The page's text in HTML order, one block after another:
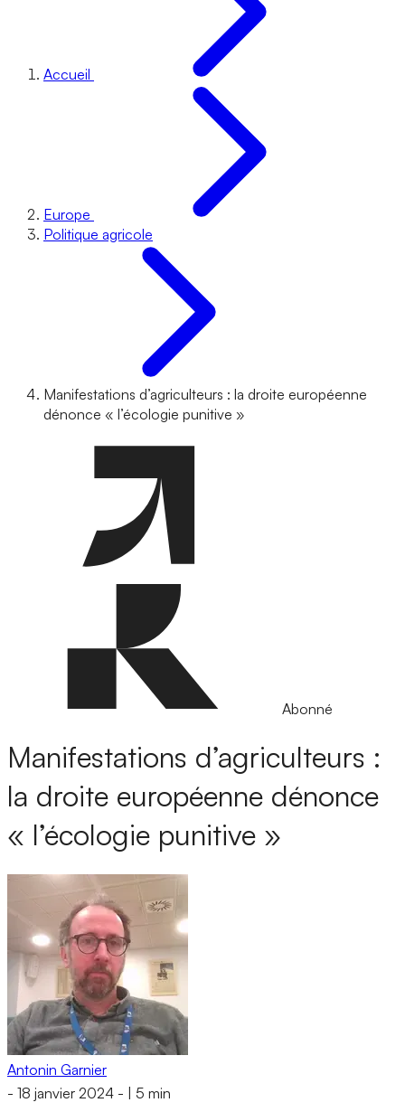
Accueil
Europe
Politique agricole
Manifestations d’agriculteurs : la droite européenne
dénonce « l’écologie punitive »
Abonné
Manifestations d’agriculteurs :
la droite européenne dénonce
« l’écologie punitive »
Antonin Garnier
- 18 janvier 2024 - 5 min